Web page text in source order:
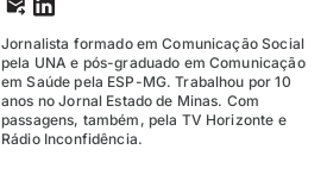
Jornalista formado em Comunicação Social
pela UNA e pós-graduado em Comunicação
em Saúde pela ESP-MG. Trabalhou por 10
anos no Jornal Estado de Minas. Com
passagens, também, pela TV Horizonte e
Rádio Inconfidência.